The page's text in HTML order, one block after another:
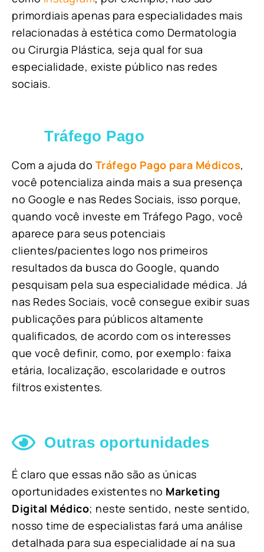
primordiais apenas para especialidades mais
relacionadas à estética como Dermatologia
ou Cirurgia Plástica, seja qual for sua
especialidade, existe público nas redes
sociais.
Tráfego Pago
Com a ajuda do Tráfego Pago para Médicos,
você potencializa ainda mais a sua presença
no Google e nas Redes Sociais, isso porque,
quando você investe em Tráfego Pago, você
aparece para seus potenciais
clientes/pacientes logo nos primeiros
resultados da busca do Google, quando
pesquisam pela sua especialidade médica. Já
nas Redes Sociais, você consegue exibir suas
publicações para públicos altamente
qualificados, de acordo com os interesses
que você definir, como, por exemplo: faixa
etária, localização, escolaridade e outros
filtros existentes.
Outras oportunidades
É claro que essas não são as únicas
oportunidades existentes no Marketing
Digital Médico; neste sentido, neste sentido,
nosso time de especialistas fará uma análise
detalhada para sua especialidade aí na sua